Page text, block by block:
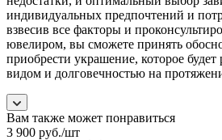
индивидуальных предпочтений и
взвесив все факторы и
ювелиром, вы сможете принять
приобрести украшение, которое будет
видом и долговечностью на
Вам также может понравиться
3 900 руб./шт